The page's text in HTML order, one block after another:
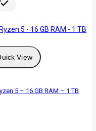
View
5 – 16 GB RAM – 1 TB